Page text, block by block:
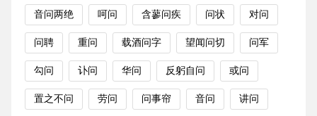
音问两绝 呵问 含蓼问疾 问状 对问
问聘 重问 载酒问字 望闻问切 问军
勾问 讣问 华问 反躬自问 或问
置之不问 劳问 问事帘 音问 讲问